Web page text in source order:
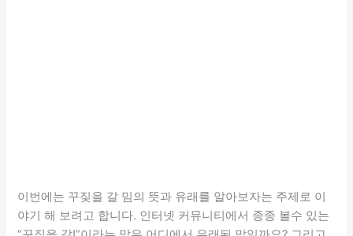
이번에는 꾸짖을 갈 밈의 뜻과 유래를 알아보자는 주제로 이
야기 해 보려고 합니다. 인터넷 커뮤니티에서 종종 볼수 있는